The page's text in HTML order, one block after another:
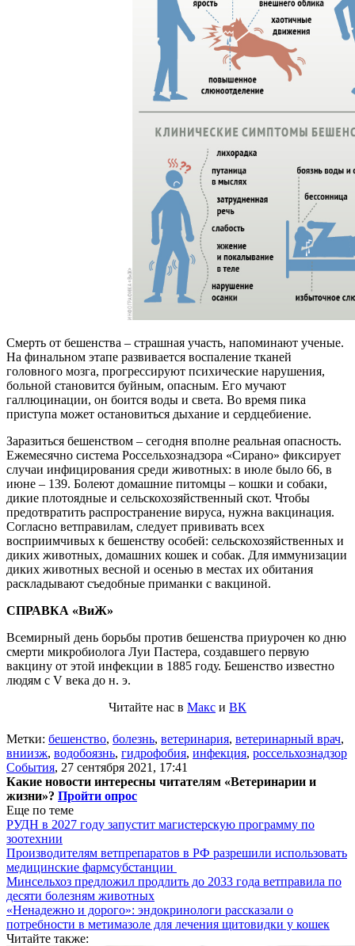
Смерть от бешенства – страшная участь, напоминают ученые.
На финальном этапе развивается воспаление тканей
головного мозга, прогрессируют психические нару­шения,
больной становится буйным, опас­ным. Его мучают
галлюцинации, он боится воды и света. Во время пика
приступа мо­жет остановиться дыхание и сердцебиение.
Заразиться бешенством – сегодня вполне реальная опасность.
Ежемесяч­но система Россельхознадзора «Сирано» фиксирует
случаи инфицирования среди животных: в июле было 66, в
июне – 139. Болеют домашние питомцы – кошки и со­баки,
дикие плотоядные и сельскохозяй­ственный скот. Чтобы
предотвратить рас­пространение вируса, нужна вакцинация.
Согласно ветправилам, следует прививать всех
восприимчивых к бешенству особей: сельскохозяйственных и
диких животных, домашних кошек и собак. Для иммуни­зации
диких животных весной и осенью в местах их обитания
раскладывают съе­добные приманки с вакциной.
СПРАВКА «ВиЖ»
Всемирный день борьбы против бешенства приурочен ко дню
смерти микробиолога Луи Пастера, создавшего первую
вакцину от этой инфекции в 1885 году. Бешенство известно
людям с V века до н. э.
Читайте нас в Макс и ВК
Метки: бешенство, болезнь, ветеринария, ветеринарный врач,
вниизж, водобоязнь, гидрофобия, инфекция, россельхознадзор
События, 27 сентября 2021, 17:41
Какие новости интересны читателям «Ветеринарии и
жизни»? Пройти опрос
Еще по теме
РУДН в 2027 году запустит магистерскую программу по
зоотехнии
Производителям ветпрепаратов в РФ разрешили использовать
медицинские фармсубстанции
Минсельхоз предложил продлить до 2033 года ветправила по
десяти болезням животных
«Ненадежно и дорого»: эндокринологи рассказали о
потребности в метимазоле для лечения щитовидки у кошек
Читайте также: